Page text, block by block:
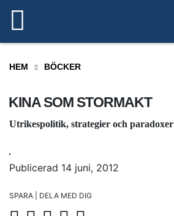
HEM BÖCKER
KINA SOM STORMAKT
Utrikespolitik, strategier och paradoxer
Publicerad 14 juni, 2012
SPARA | DELA MED DIG